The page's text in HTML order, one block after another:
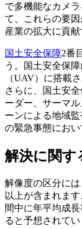
で多機能なカメ
て、これらの要
産業の拡大に貢献
国土安全保障2番
う。国土安全保
（UAV）に搭載
さらに、国土安
ーダー、サーマ
ーンによる地域
の緊急事態におい
解決に関す
解像度の区分には
以上が含まれま
間中に年平均成
ると予想されて